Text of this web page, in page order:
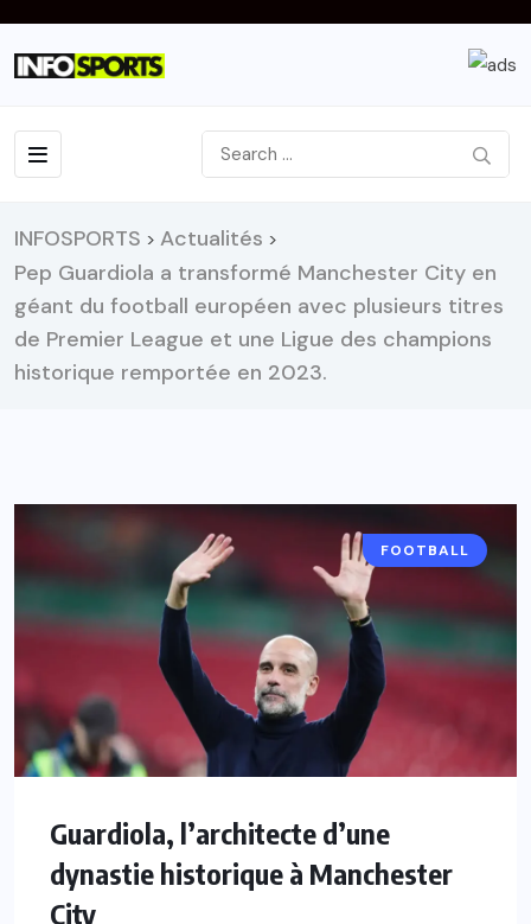
INFOSPORTS > Actualités >
Pep Guardiola a transformé Manchester City en
géant du football européen avec plusieurs titres
de Premier League et une Ligue des champions
historique remportée en 2023.
FOOTBALL
Guardiola, l’architecte d’une
dynastie historique à Manchester
City